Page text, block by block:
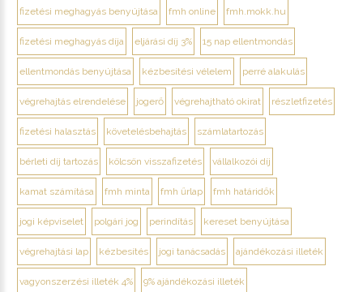
fizetési meghagyás benyújtása fmh online fmh.mokk.hu
fizetési meghagyás díja eljárási díj 3% 15 nap ellentmondás
ellentmondás benyújtása kézbesítési vélelem perré alakulás
végrehajtás elrendelése jogerő végrehajtható okirat részletfizetés
fizetési halasztás követelésbehajtás számlatartozás
bérleti díj tartozás kölcsön visszafizetés vállalkozói díj
kamat számítása fmh minta fmh űrlap fmh határidők
jogi képviselet polgári jog perindítás kereset benyújtása
végrehajtási lap kézbesítés jogi tanácsadás ajándékozási illeték
vagyonszerzési illeték 4% 9% ajándékozási illeték